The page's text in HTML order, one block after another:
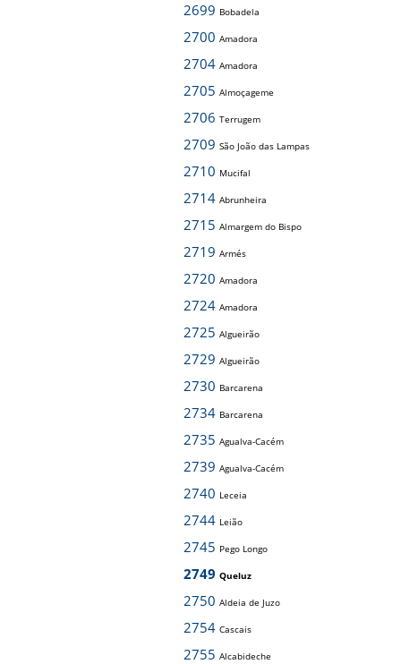
2699 Bobadela
2700 Amadora
2704 Amadora
2705 Almoçageme
2706 Terrugem
2709 São João das Lampas
2710 Mucifal
2714 Abrunheira
2715 Almargem do Bispo
2719 Armés
2720 Amadora
2724 Amadora
2725 Algueirão
2729 Algueirão
2730 Barcarena
2734 Barcarena
2735 Agualva-Cacém
2739 Agualva-Cacém
2740 Leceia
2744 Leião
2745 Pego Longo
2749 Queluz
2750 Aldeia de Juzo
2754 Cascais
2755 Alcabideche